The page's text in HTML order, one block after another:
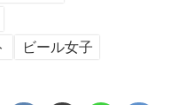
ビール女子